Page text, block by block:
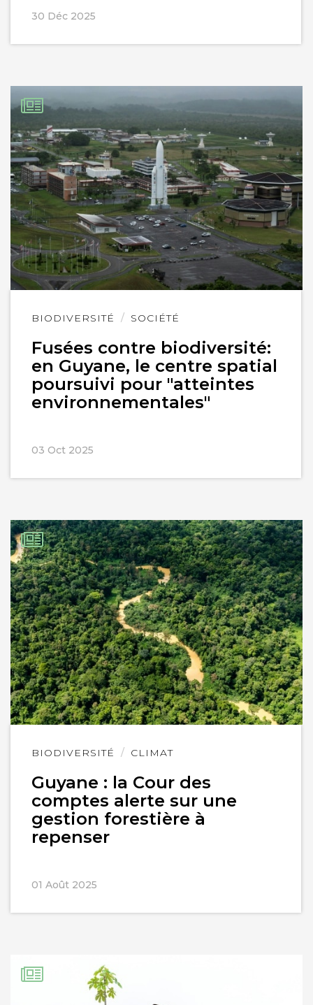
30 Déc 2025
BIODIVERSITÉ SOCIÉTÉ
Fusées contre biodiversité:
en Guyane, le centre spatial
poursuivi pour "atteintes
environnementales"
03 Oct 2025
Lire
BIODIVERSITÉ CLIMAT
Guyane : la Cour des
comptes alerte sur une
gestion forestière à
repenser
01 Août 2025
Lire